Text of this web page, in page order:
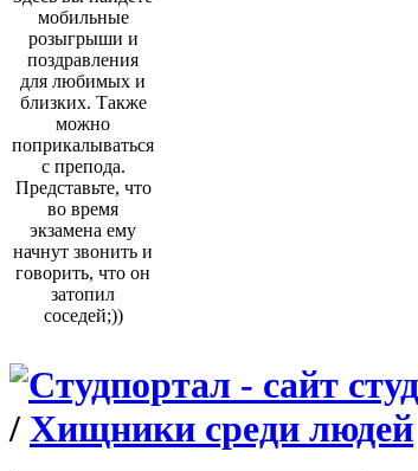
мобильные
розыгрыши и
поздравления
для любимых и
близких. Также
можно
поприкалываться
с препода.
Представьте, что
во время
экзамена ему
начнут звонить и
говорить, что он
затопил
соседей;))
/ Хищники среди людей